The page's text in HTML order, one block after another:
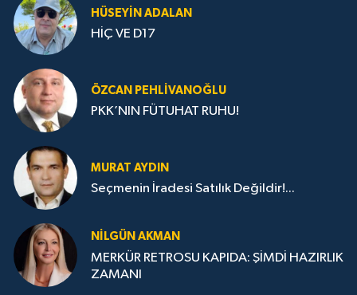
HÜSEYIN ADALAN
HİÇ VE D17
ÖZCAN PEHLIVANOĞLU
PKK’NIN FÜTUHAT RUHU!
MURAT AYDIN
Seçmenin İradesi Satılık Değildir!...
NILGÜN AKMAN
MERKÜR RETROSU KAPIDA: ŞİMDİ HAZIRLIK
ZAMANI